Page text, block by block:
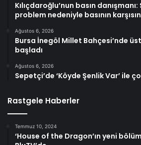
Kılıçdaroğlu’nun basın
problem nedeniyle basının
Ağustos 6, 2026
Bursa İnegöl Millet Bahçesi’nde
başladı
Ağustos 6, 2026
Sepetçi’de ‘Köyde Şenlik Var’ ile
Rastgele Haberler
Temmuz 10, 2024
‘House of the Dragon’ın yeni